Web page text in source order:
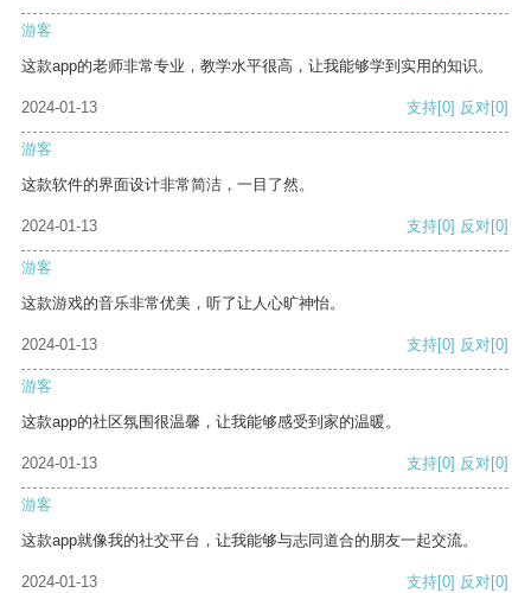
游客
这款app的老师非常专业，教学水平很高，让我能够学到实用的知识。
2024-01-13 支持[0] 反对[0]
游客
这款软件的界面设计非常简洁，一目了然。
2024-01-13 支持[0] 反对[0]
游客
这款游戏的音乐非常优美，听了让人心旷神怡。
2024-01-13 支持[0] 反对[0]
游客
这款app的社区氛围很温馨，让我能够感受到家的温暖。
2024-01-13 支持[0] 反对[0]
游客
这款app就像我的社交平台，让我能够与志同道合的朋友一起交流。
2024-01-13 支持[0] 反对[0]